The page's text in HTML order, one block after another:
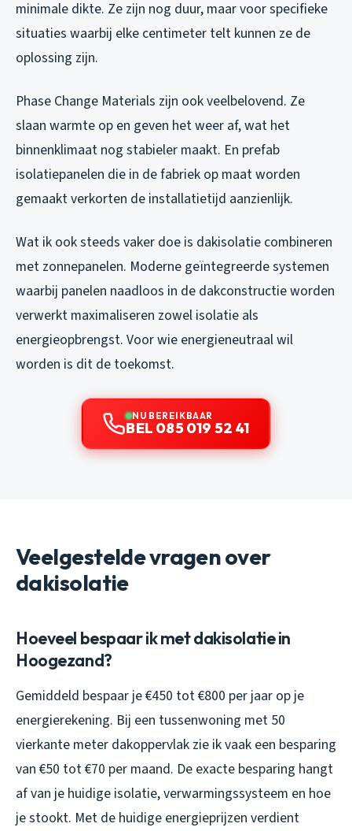
minimale dikte. Ze zijn nog duur, maar voor specifieke
situaties waarbij elke centimeter telt kunnen ze de
oplossing zijn.
Phase Change Materials zijn ook veelbelovend. Ze
slaan warmte op en geven het weer af, wat het
binnenklimaat nog stabieler maakt. En prefab
isolatiepanelen die in de fabriek op maat worden
gemaakt verkorten de installatietijd aanzienlijk.
Wat ik ook steeds vaker doe is dakisolatie combineren
met zonnepanelen. Moderne geïntegreerde systemen
waarbij panelen naadloos in de dakconstructie worden
verwerkt maximaliseren zowel isolatie als
energieopbrengst. Voor wie energieneutraal wil
worden is dit de toekomst.
NU BEREIKBAAR
BEL 085 019 52 41
Veelgestelde vragen over
dakisolatie
Hoeveel bespaar ik met dakisolatie in
Hoogezand?
Gemiddeld bespaar je €450 tot €800 per jaar op je
energierekening. Bij een tussenwoning met 50
vierkante meter dakoppervlak zie ik vaak een besparing
van €50 tot €70 per maand. De exacte besparing hangt
af van je huidige isolatie, verwarmingssysteem en hoe
je stookt. Met de huidige energieprijzen verdient